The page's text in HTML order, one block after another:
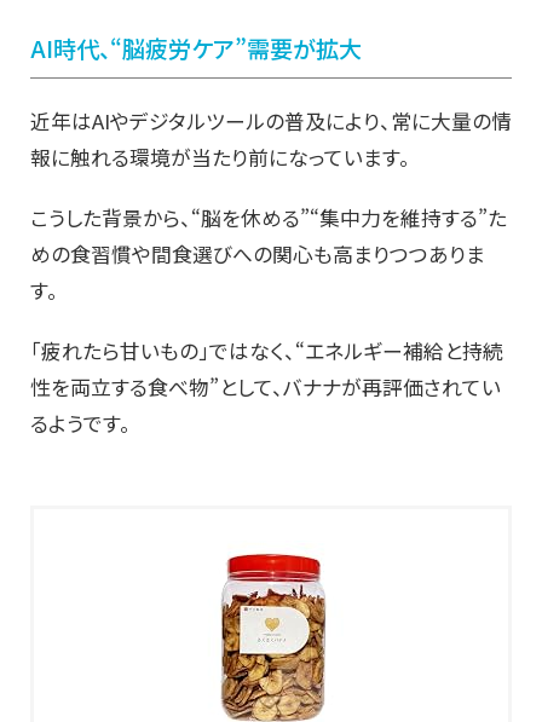
AI時代、“脳疲労ケア”需要が拡大
近年はAIやデジタルツールの普及により、常に大量の情
報に触れる環境が当たり前になっています。
こうした背景から、“脳を休める”“集中力を維持する”た
めの食習慣や間食選びへの関心も高まりつつありま
す。
「疲れたら甘いもの」ではなく、“エネルギー補給と持続
性を両立する食べ物”として、バナナが再評価されてい
るようです。